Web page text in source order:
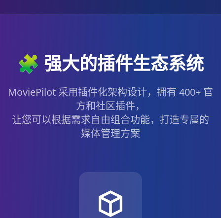
🧩 强大的插件生态系统
MoviePilot 采用插件化架构设计，拥有 400+ 官
方和社区插件，
让您可以根据需求自由组合功能，打造专属的
媒体管理方案